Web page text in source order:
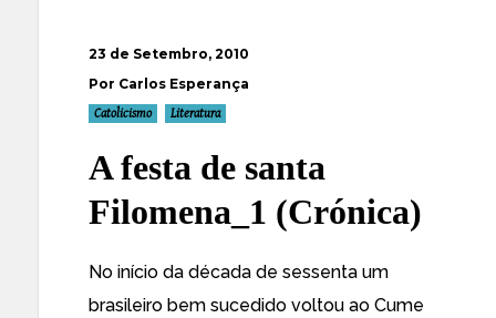
23 de Setembro, 2010
Por Carlos Esperança
Catolicismo Literatura
A festa de santa
Filomena_1 (Crónica)
No início da década de sessenta um
brasileiro bem sucedido voltou ao Cume